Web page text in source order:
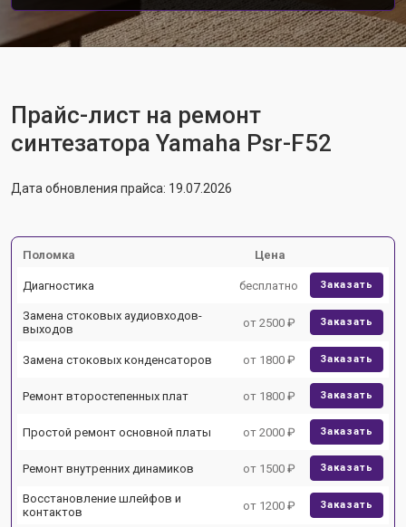
Прайс-лист на ремонт
синтезатора Yamaha Psr-F52
Дата обновления прайса: 19.07.2026
Поломка Цена
Диагностика бесплатно Заказать
Замена стоковых аудиовходов-
выходов
от 2500 ₽ Заказать
Замена стоковых конденсаторов от 1800 ₽ Заказать
Ремонт второстепенных плат от 1800 ₽ Заказать
Простой ремонт основной платы от 2000 ₽ Заказать
Ремонт внутренних динамиков от 1500 ₽ Заказать
Восстановление шлейфов и
контактов
от 1200 ₽ Заказать